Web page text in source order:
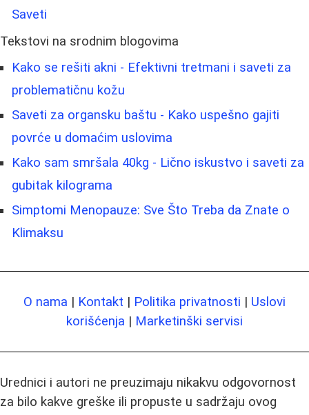
Saveti
Tekstovi na srodnim blogovima
Kako se rešiti akni - Efektivni tretmani i saveti za
problematičnu kožu
Saveti za organsku baštu - Kako uspešno gajiti
povrće u domaćim uslovima
Kako sam smršala 40kg - Lično iskustvo i saveti za
gubitak kilograma
Simptomi Menopauze: Sve Što Treba da Znate o
Klimaksu
O nama | Kontakt | Politika privatnosti | Uslovi
korišćenja | Marketinški servisi
Urednici i autori ne preuzimaju nikakvu odgovornost
za bilo kakve greške ili propuste u sadržaju ovog